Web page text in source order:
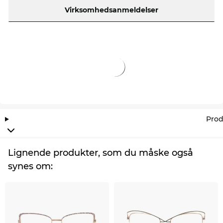
Virksomhedsanmeldelser
Lignende produkter, som du måske også
synes om: